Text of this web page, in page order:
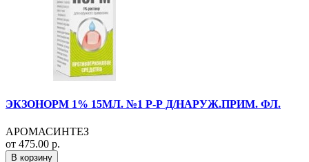
ЭКЗОНОРМ 1% 15МЛ. №1 Р-Р Д/НАРУЖ.ПРИМ. ФЛ.
АРОМАСИНТЕЗ
от 475.00 р.
В корзину